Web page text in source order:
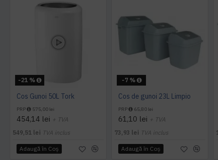
-21 %
Cos Gunoi 50L Tork
PRP 575,00 lei
454,14 lei + TVA
549,51 lei TVA inclus
Adaugă în Coş
-7 %
Cos de gunoi 23L Limpio
PRP 65,80 lei
61,10 lei + TVA
73,93 lei TVA inclus
Adaugă în Coş